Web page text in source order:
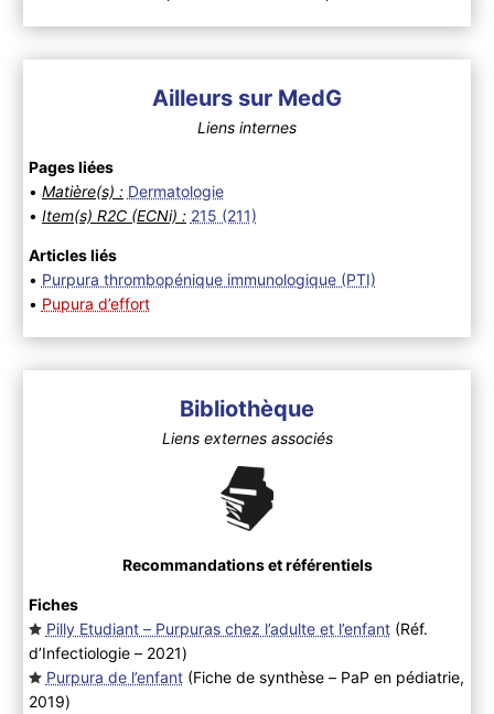
Ailleurs sur MedG
Liens internes
Pages liées
• Matière(s) : Dermatologie
• Item(s) R2C (ECNi) : 215 (211)
Articles liés
• Purpura thrombopénique immunologique (PTI)
• Pupura d’effort
Bibliothèque
Liens externes associés
Recommandations et référentiels
Fiches
Pilly Etudiant – Purpuras chez l’adulte et l’enfant(Réf.
d’Infectiologie – 2021)
Purpura de l’enfant(Fiche de synthèse – PaP en pédiatrie,
2019)